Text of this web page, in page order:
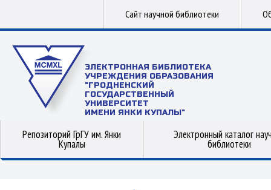
Сайт научной библиотеки
ЭЛЕКТРОННАЯ БИБЛИОТЕКА
УЧРЕЖДЕНИЯ ОБРАЗОВАНИЯ
"ГРОДНЕНСКИЙ
ГОСУДАРСТВЕННЫЙ
УНИВЕРСИТЕТ
ИМЕНИ ЯНКИ КУПАЛЫ"
Репозиторий ГрГУ им. Янки
Купалы
Электронный каталог
библиотеки